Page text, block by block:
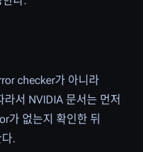
checker가 아니라
서 NVIDIA 문서는 먼저
가 없는지 확인한 뒤
.